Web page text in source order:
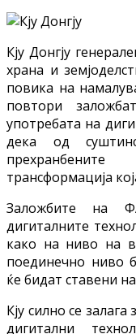
Кју Донгју
храна и
повика на
повтори
употребата на
дека од
трансформација
Заложбите на
дигиталните
како на ниво на
поединечно ниво
ќе бидат ставени
Кју силно се
дигитални